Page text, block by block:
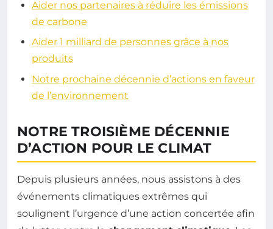
Aider nos partenaires à réduire les émissions
de carbone
Aider 1 milliard de personnes grâce à nos
produits
Notre prochaine décennie d’actions en faveur
de l’environnement
NOTRE TROISIÈME DÉCENNIE
D’ACTION POUR LE CLIMAT
Depuis plusieurs années, nous assistons à des
événements climatiques extrêmes qui
soulignent l’urgence d’une action concertée afin